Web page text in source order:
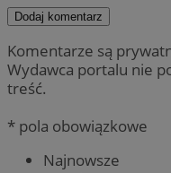
Dodaj komentarz
Komentarze są
Wydawca portalu nie
treść.
* pola obowiązkowe
Najnowsze